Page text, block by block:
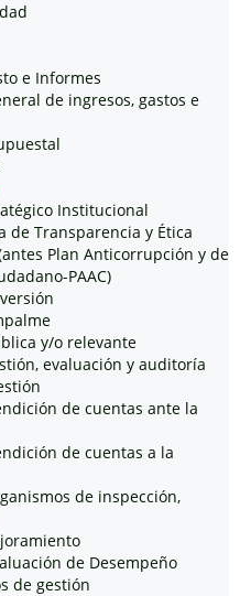
e Informes
de ingresos, gastos e
Institucional
de Transparencia y Ética
(antes Plan Anticorrupción y de
PAAC)
y/o relevante
evaluación y auditoría
de cuentas ante la
de cuentas a la
de inspección,
de Desempeño
de gestión